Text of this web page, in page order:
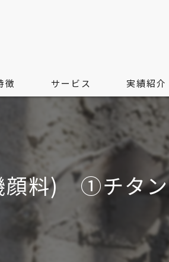
徴 サービス
サービス
料金の目安
無料現地調査のご案内
実績紹介
料) ①チタン